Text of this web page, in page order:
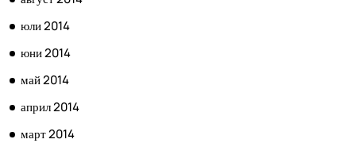
юли 2014
юни 2014
май 2014
април 2014
март 2014